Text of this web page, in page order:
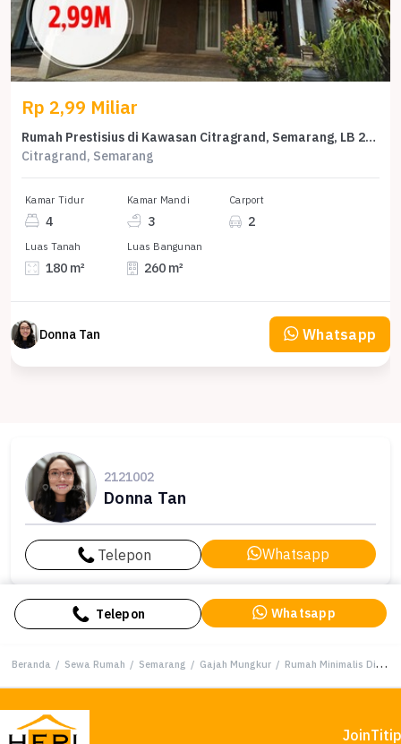
Rp 2,99 Miliar
Rumah Prestisius di Kawasan Citragrand, Semarang, LB 260m², Harga 2,99 Miliar
Citragrand, Semarang
Kamar Tidur
4
Kamar Mandi
3
Carport
2
Luas Tanah
180 m²
Luas Bangunan
260 m²
Donna Tan Whatsapp
2121002
Donna Tan
Telepon Whatsapp
Telepon Whatsapp
Beranda / Sewa Rumah / Semarang / Gajah Mungkur / Rumah Minimalis Disewakan di Gajah Mungkur, Semarang, Harga Ekonomis
Join